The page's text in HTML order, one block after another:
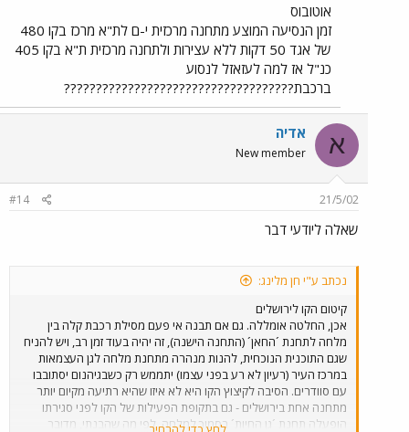
במשוואה את זה שרוב האנשים גם צריכים נסיעה לא קצרה אל
תחנת מלחה, ושרוב האנשים עדיין יירדו בתחנות האחרות
בתל-אביב, ולא ב-ההגנה.
אוטובוס
זמן הנסיעה המוצע מתחנה מרכזית י-ם לת"א מרכז בקו 480
של אגד 50 דקות ללא עצירות ולתחנה מרכזית ת"א בקו 405
כנ"ל אז למה לעזאזל לנסוע
ברכבת????????????????????????????????????
א אדיה
New member
21/5/02
#14
שאלה ליודעי דבר
נכתב ע"י חן מלינג:
קיטום הקו לירושלים
אכן, החלטה אומללה. גם אם תבנה אי פעם מסילת רכבת קלה בין
מלחה לתחנת ´החאן´ (התחנה הישנה), זה יהיה בעוד זמן רב, ויש להניח
שגם התוכנית הנוכחית, להנות מנהרה מתחנת מלחה לגן העצמאות
במרכז העיר (רעיון לא רע בפני עצמו) יתממש רק כשבגיהנום יסתובבו
עם סוודרים. הסיבה לקיצוץ הקו היא לא איזו שהיא רתיעה מקיום יותר
מתחנה אחת בירושלים - גם בתקופת הפעילות של הקו לפני סגירתו
הופעלה תחנת ´גן החיות´ בסמוך למלחה. לפי מה שהבנתי, מדובר